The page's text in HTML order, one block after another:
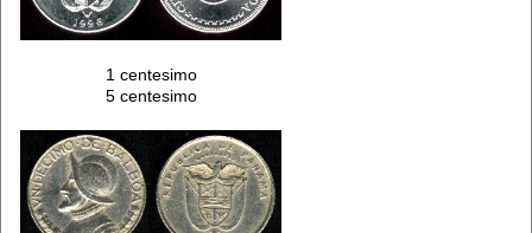
1 centesimo
5 centesimo